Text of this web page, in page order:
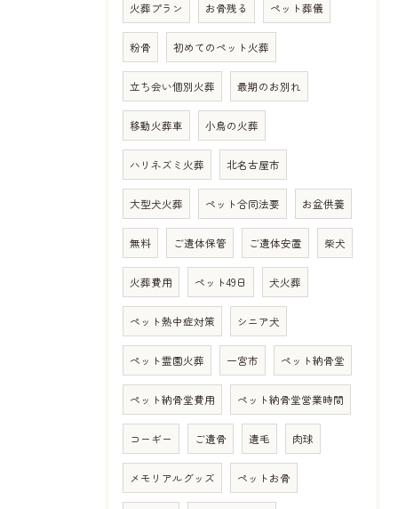
火葬プラン お骨残る ペット葬儀
粉骨 初めてのペット火葬
立ち会い個別火葬 最期のお別れ
移動火葬車 小鳥の火葬
ハリネズミ火葬 北名古屋市
大型犬火葬 ペット合同法要 お盆供養
無料 ご遺体保管 ご遺体安置 柴犬
火葬費用 ペット49日 犬火葬
ペット熱中症対策 シニア犬
ペット霊園火葬 一宮市 ペット納骨堂
ペット納骨堂費用 ペット納骨堂営業時間
コーギー ご遺骨 遺毛 肉球
メモリアルグッズ ペットお骨